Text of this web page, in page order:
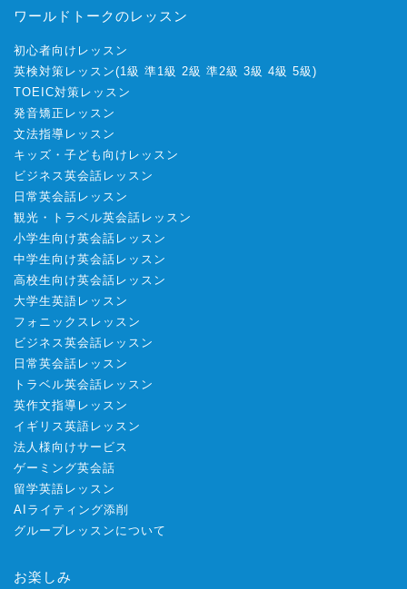
ワールドトークのレッスン
初心者向けレッスン
英検対策レッスン(1級 準1級 2級 準2級 3級 4級 5級 )
TOEIC対策レッスン
発音矯正レッスン
文法指導レッスン
キッズ・子ども向けレッスン
ビジネス英会話レッスン
日常英会話レッスン
観光・トラベル英会話レッスン
小学生向け英会話レッスン
中学生向け英会話レッスン
高校生向け英会話レッスン
大学生英語レッスン
フォニックスレッスン
ビジネス英会話レッスン
日常英会話レッスン
トラベル英会話レッスン
英作文指導レッスン
イギリス英語レッスン
法人様向けサービス
ゲーミング英会話
留学英語レッスン
AIライティング添削
グループレッスンについて
お楽しみ